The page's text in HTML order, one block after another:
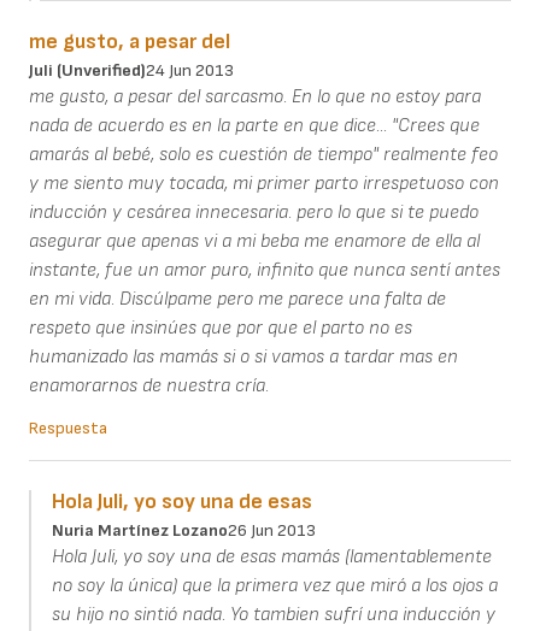
me gusto, a pesar del
Juli (unverified)24 Jun 2013
me gusto, a pesar del sarcasmo. En lo que no estoy para
nada de acuerdo es en la parte en que dice... "Crees que
amarás al bebé, solo es cuestión de tiempo" realmente feo
y me siento muy tocada, mi primer parto irrespetuoso con
inducción y cesárea innecesaria. pero lo que si te puedo
asegurar que apenas vi a mi beba me enamore de ella al
instante, fue un amor puro, infinito que nunca sentí antes
en mi vida. Discúlpame pero me parece una falta de
respeto que insinúes que por que el parto no es
humanizado las mamás si o si vamos a tardar mas en
enamorarnos de nuestra cría.
Respuesta
Hola Juli, yo soy una de esas
Nuria Martínez Lozano26 Jun 2013
Hola Juli, yo soy una de esas mamás (lamentablemente
no soy la única) que la primera vez que miró a los ojos a
su hijo no sintió nada. Yo tambien sufrí una inducción y